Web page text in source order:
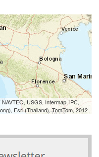
USGS, Intermap, iPC,
Esri (Thailand), TomTom, 2012